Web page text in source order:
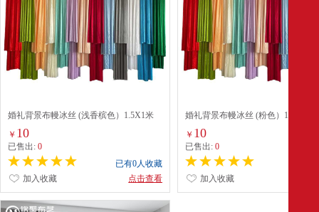
婚礼背景布幔冰丝 (浅香槟色）1.5X1米
￥ 10
已售出: 0
已有0人收藏
点击查看
加入收藏
婚礼背景布幔冰丝 (粉色）1.5X1米
￥ 10
已售出:0
加入收藏